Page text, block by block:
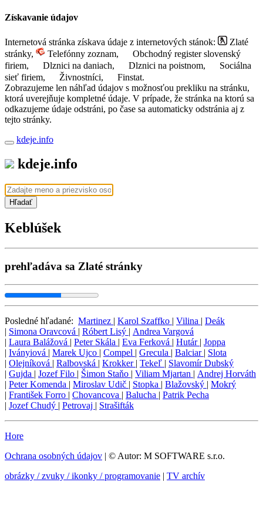
Získavanie údajov
Internetová stránka získava údaje z internetových stánok:
Zlaté
stránky,
Telefónny zoznam,
Obchodný register slovenský
firiem,
Dlznici na daniach, Dlznici na poistnom,
Sociálna
sieť firiem,
Živnostníci,
Finstat.
Zobrazujeme len náhľad údajov s možnosťou prekliku na stránku,
ktorá uverejňuje kompletné údaje. V prípade, že stránka na ktorú sa
odkazujeme údaje odstráni, po čase sa automaticky odstránia aj z
tejto stránky.
kdeje.info
kdeje.info
Hľadať
Keblúšek
prehľadáva sa Zlaté stránky
Posledné hľadané: Martinez | Karol Szaffko | Vilina | Deák
| Simona Oravcová | Róbert Lisý | Andrea Vargová
| Laura Balážová | Peter Skála | Eva Ferková | Hutár | Joppa
| Iványiová | Marek Ujco | Compel | Grecula | Balciar | Slota
| Olejníková | Ralbovská | Krokker | Tekeľ | Slavomír Dubský
| Gujda | Jozef Filo | Šimon Staňo | Viliam Mjartan | Andrej Horváth
| Peter Komenda | Miroslav Udič | Stopka | Blažovský | Mokrý
| František Forro | Chovancova | Balucha | Patrik Pecha
| Jozef Chudý | Petrovaj | Strašifták
Hore
Ochrana osobných údajov | © Autor: M SOFTWARE s.r.o.
obrázky / zvuky / ikonky / programovanie | TV archív